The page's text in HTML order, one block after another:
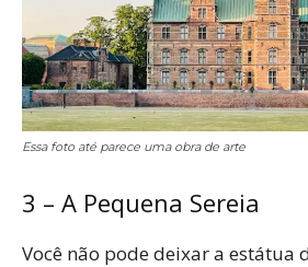
Essa foto até parece uma obra de arte
3 – A Pequena Sereia
Você não pode deixar a estátua